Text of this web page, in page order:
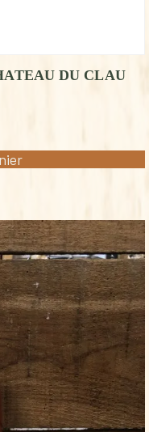
DU CLAU